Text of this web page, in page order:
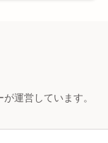
運営しています。